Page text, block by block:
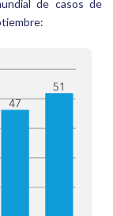
de casos de